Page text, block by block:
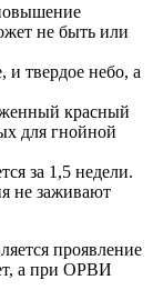
не быть или
и твердое небо, а
красный
для гнойной
за 1,5 недели.
не заживают
проявление
а при ОРВИ